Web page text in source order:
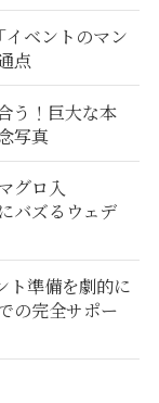
イベントのマン
点
う！巨大な本
写真
グロ入
バズるウェデ
ト準備を劇的に
の完全サポー